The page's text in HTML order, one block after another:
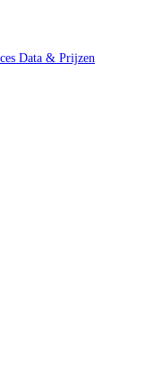
Data & Prijzen